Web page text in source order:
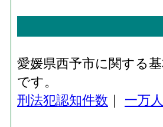
愛媛県西予市に関する
です。
刑法犯認知件数 ｜ 一万